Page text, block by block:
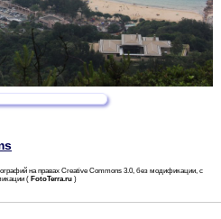
на правах Creative Commons 3.0, без модификации, с
( FotoTerra.ru )